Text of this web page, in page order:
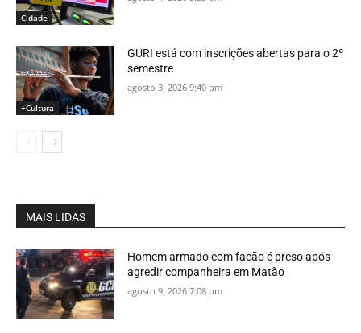
Cidade
+Cultura
GURI está com inscrições abertas para o 2º
semestre
agosto 3, 2026 9:40 pm
MAIS LIDAS
Homem armado com facão é preso após
agredir companheira em Matão
agosto 9, 2026 7:08 pm